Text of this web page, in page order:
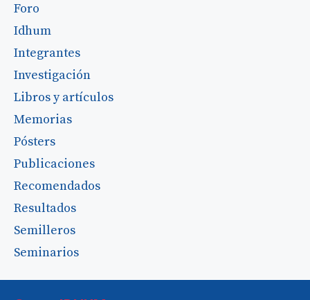
Foro
Idhum
Integrantes
Investigación
Libros y artículos
Memorias
Pósters
Publicaciones
Recomendados
Resultados
Semilleros
Seminarios